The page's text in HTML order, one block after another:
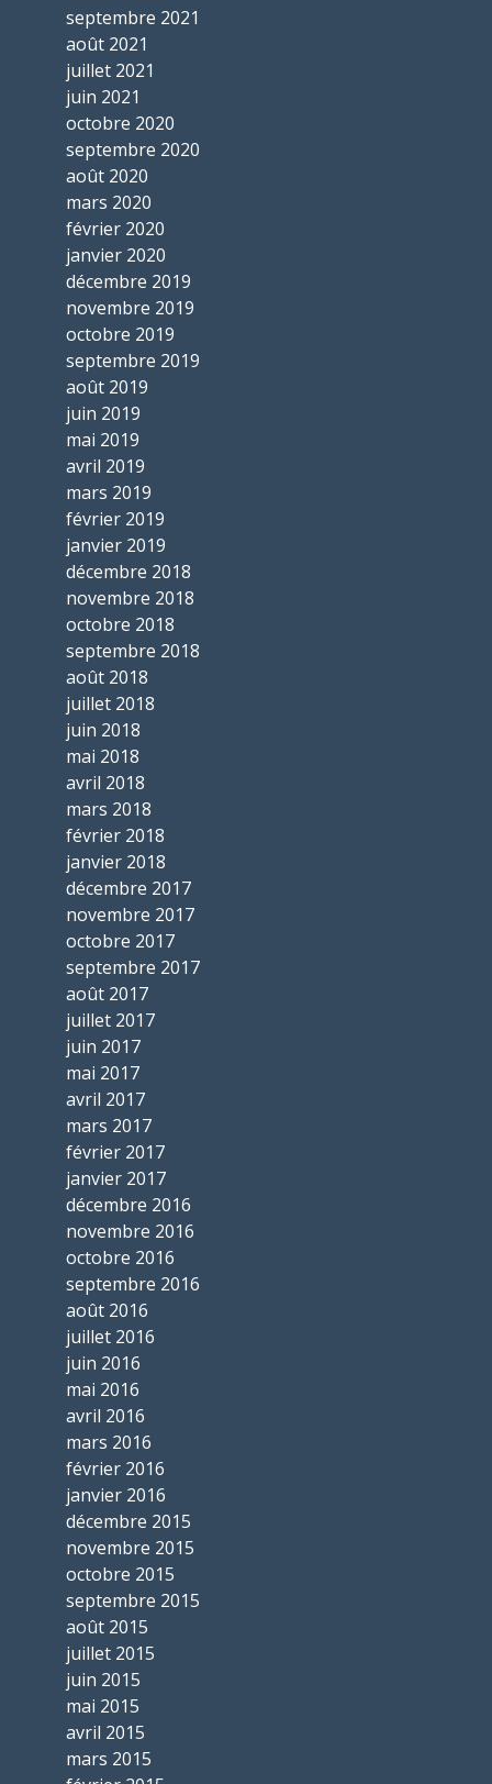
septembre 2021
août 2021
juillet 2021
juin 2021
octobre 2020
septembre 2020
août 2020
mars 2020
février 2020
janvier 2020
décembre 2019
novembre 2019
octobre 2019
septembre 2019
août 2019
juin 2019
mai 2019
avril 2019
mars 2019
février 2019
janvier 2019
décembre 2018
novembre 2018
octobre 2018
septembre 2018
août 2018
juillet 2018
juin 2018
mai 2018
avril 2018
mars 2018
février 2018
janvier 2018
décembre 2017
novembre 2017
octobre 2017
septembre 2017
août 2017
juillet 2017
juin 2017
mai 2017
avril 2017
mars 2017
février 2017
janvier 2017
décembre 2016
novembre 2016
octobre 2016
septembre 2016
août 2016
juillet 2016
juin 2016
mai 2016
avril 2016
mars 2016
février 2016
janvier 2016
décembre 2015
novembre 2015
octobre 2015
septembre 2015
août 2015
juillet 2015
juin 2015
mai 2015
avril 2015
mars 2015